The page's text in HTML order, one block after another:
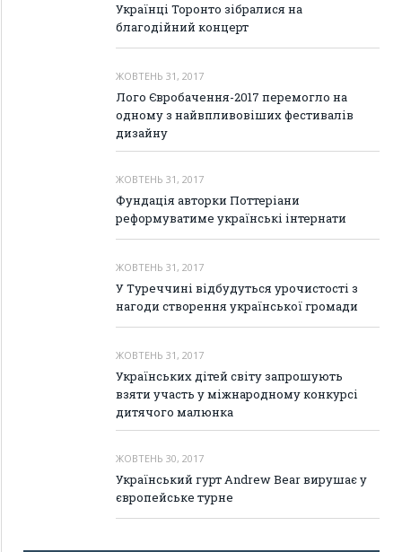
Українці Торонто зібралися на
благодійний концерт
ЖОВТЕНЬ 31, 2017
Лого Євробачення-2017 перемогло на
одному з найвпливовіших фестивалів
дизайну
ЖОВТЕНЬ 31, 2017
Фундація авторки Поттеріани
реформуватиме українські інтернати
ЖОВТЕНЬ 31, 2017
У Туреччині відбудуться урочистості з
нагоди створення української громади
ЖОВТЕНЬ 31, 2017
Українських дітей світу запрошують
взяти участь у міжнародному конкурсі
дитячого малюнка
ЖОВТЕНЬ 30, 2017
Український гурт Andrew Bear вирушає у
європейське турне